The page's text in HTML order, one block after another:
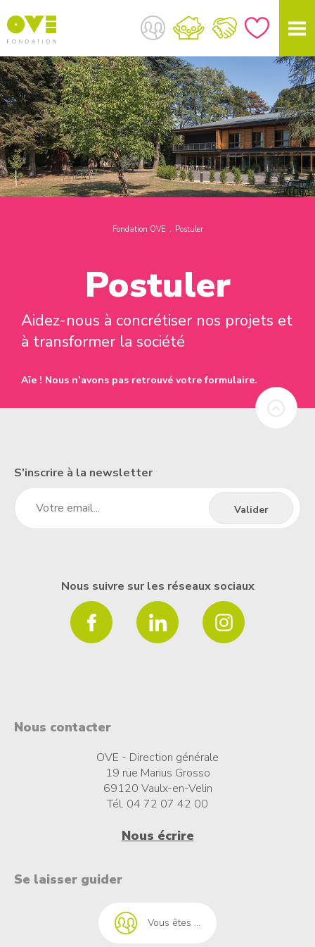
Fondation OVE Postuler
Postuler
Aidez-nous à concrétiser nos projets et
à transformer la société
Aïe ! Nous n’avons pas retrouvé votre formulaire.
S'inscrire à la newsletter
Nous suivre sur les réseaux sociaux
Nous contacter
OVE - Direction générale
19 rue Marius Grosso
69120 Vaulx-en-Velin
Tél. 04 72 07 42 00
Nous écrire
Se laisser guider
Vous êtes ...